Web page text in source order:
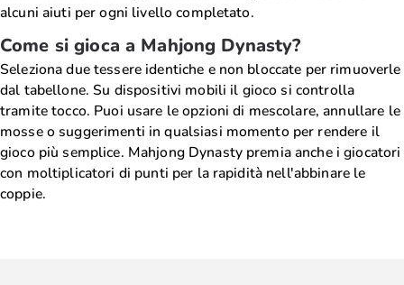
alcuni aiuti per ogni livello completato.
Come si gioca a Mahjong Dynasty?
Seleziona due tessere identiche e non bloccate per rimuoverle
dal tabellone. Su dispositivi mobili il gioco si controlla
tramite tocco. Puoi usare le opzioni di mescolare, annullare le
mosse o suggerimenti in qualsiasi momento per rendere il
gioco più semplice. Mahjong Dynasty premia anche i giocatori
con moltiplicatori di punti per la rapidità nell'abbinare le
coppie.